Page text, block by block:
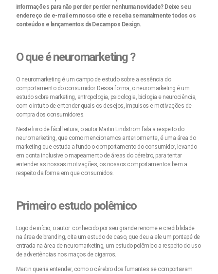
informações para não perder perder nenhuma novidade? Deixe seu
endereço de e-mail em nosso site e receba semanalmente todos os
conteúdos e lançamentos da Decampos Design.
O que é neuromarketing?
O neuromarketing é um campo de estudo sobre a essência do
comportamento do consumidor. Dessa forma, o neuromarketing é um
estudo sobre marketing, antropologia, psicologia, biologia e neurociência,
com o intuito de entender quais os desejos, impulsos e motivações de
compra dos consumidores.
Neste livro de fácil leitura, o autor Martin Lindstrom fala a respeito do
neuromarketing, que como mencionamos anteriormente, é uma área do
marketing que estuda a fundo o comportamento do consumidor, levando
em conta inclusive o mapeamento de áreas do cérebro, para tentar
entender as nossas motivações, os nossos comportamentos bem a
respeito da forma em que consumidos.
Primeiro estudo polêmico
Logo de início, o autor conhecido por seu grande renome e credibilidade
na área de branding, cita um estudo de caso, que deu a ele um pontapé de
entrada na área de neuromarketing, um estudo polêmico a respeito do uso
de advertências nos maços de cigarros.
Martin queria entender, como o cérebro dos fumantes se comportavam